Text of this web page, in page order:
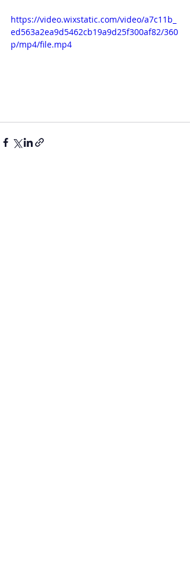
https://video.wixstatic.com/video/a7c11b_
ed563a2ea9d5462cb19a9d25f300af82/360
p/mp4/file.mp4